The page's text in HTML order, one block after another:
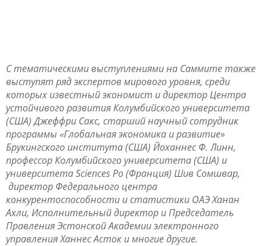
С тематическими выступлениями на Саммите также
выступят ряд экспертов мирового уровня, среди
которых известный экономист и директор Центра
устойчивого развития Колумбийского университета
(США) Джеффри Сакс, старший научный сотрудник
программы «Глобальная экономика и развитие»
Брукингского института (США) Йоханнес Ф. Линн,
профессор Колумбийского университета (США) и
университета Sciences Po (Франция) Шив Сомшвар,
директор Федерального центра
конкурентоспособности и статистики ОАЭ Ханан
Ахли, Исполнительный директор и Председатель
Правления Эстонской Академии электронного
управления Ханнес Асток и многие другие.